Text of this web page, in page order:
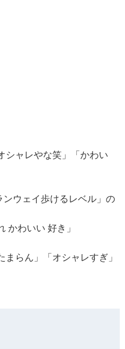
シャレやな笑」「かわい
ウェイ歩けるレベル」の
かわいい 好き」
らん」「オシャレすぎ」